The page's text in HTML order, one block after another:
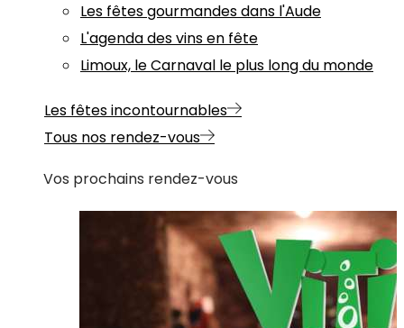
Les fêtes gourmandes dans l'Aude
L'agenda des vins en fête
Limoux, le Carnaval le plus long du monde
Les fêtes incontournables
Tous nos rendez-vous
Vos prochains rendez-vous